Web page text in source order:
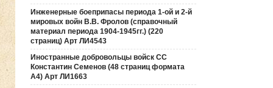
Инженерные боеприпасы периода 1-ой и 2-й
мировых войн В.В. Фролов (справочный
материал периода 1904-1945гг.) (220
страниц) Арт ЛИ4543
Иностранные добровольцы войск СС
Константин Семенов (48 страниц формата
А4) Арт ЛИ1663